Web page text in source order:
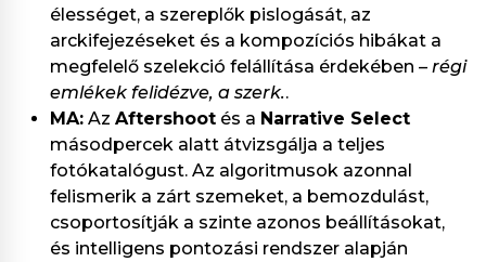
élességet, a szereplők pislogását, az
arckifejezéseket és a kompozíciós hibákat a
megfelelő szelekció felállítása érdekében – régi
emlékek felidézve, a szerk..
MA: Az Aftershoot és a Narrative Select
másodpercek alatt átvizsgálja a teljes
fotókatalógust. Az algoritmusok azonnal
felismerik a zárt szemeket, a bemozdulást,
csoportosítják a szinte azonos beállításokat,
és intelligens pontozási rendszer alapján